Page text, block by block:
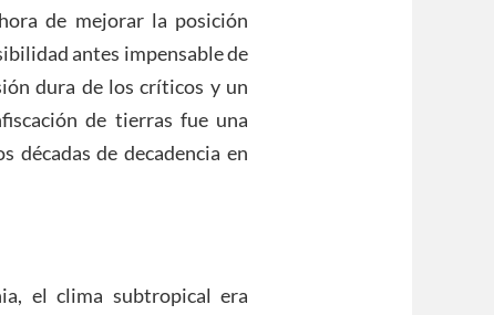
de mejorar la posición
antes impensable de
dura de los críticos y un
de tierras fue una
décadas de decadencia en
el clima subtropical era